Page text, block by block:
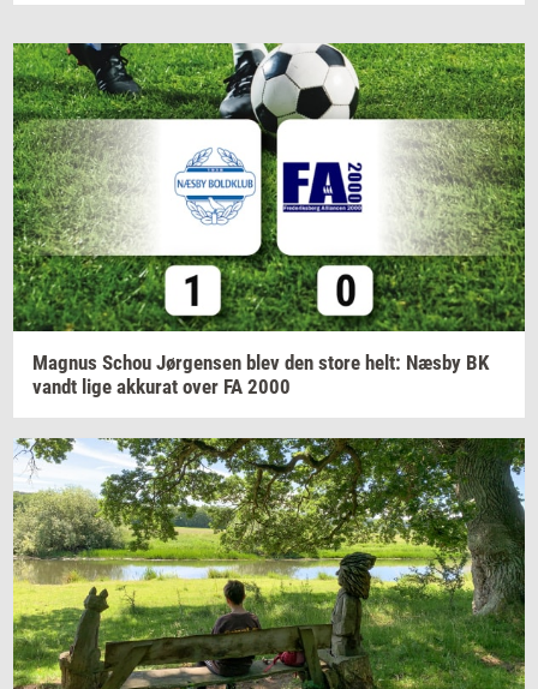
Magnus Schou Jør­gen­sen blev den store helt: Næsby BK
vandt lige ak­ku­rat over FA 2000